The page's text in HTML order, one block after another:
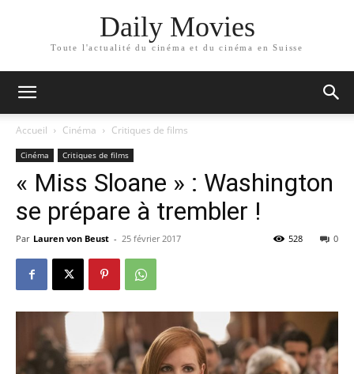
Daily Movies
Toute l'actualité du cinéma et du cinéma en Suisse
Accueil Cinéma Critiques de films
Cinéma Critiques de films
« Miss Sloane » : Washington
se prépare à trembler !
Par Lauren von Beust - 25 février 2017 0
528